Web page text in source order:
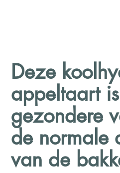
Deze
appeltaart
gezondere
de normale
van de